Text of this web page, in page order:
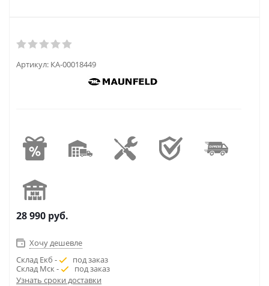
Артикул: КА-00018449
28 990 руб.
Хочу дешевле
Склад Екб -
под заказ
Склад Мск -
под заказ
Узнать сроки доставки